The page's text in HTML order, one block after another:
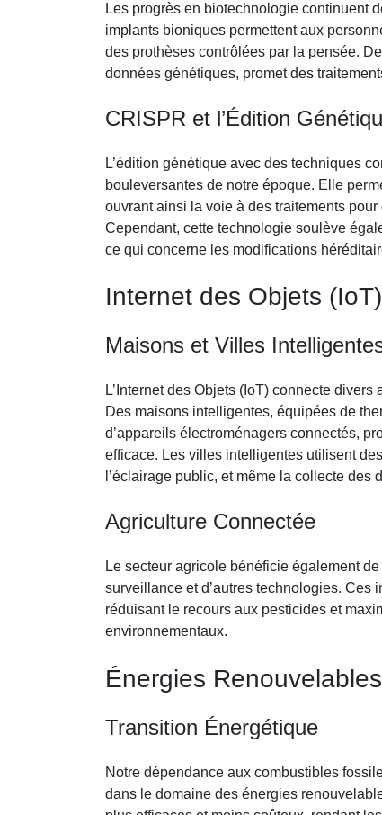
Les progrès en biotechnologie continuent
implants bioniques permettent aux
des prothèses contrôlées par la pensée.
données génétiques, promet des
CRISPR et l’Édition
L’édition génétique avec des techniques
bouleversantes de notre époque. Elle
ouvrant ainsi la voie à des traitements
Cependant, cette technologie soulève
ce qui concerne les modifications
Internet des Objets (IoT)
Maisons et Villes
L’Internet des Objets (IoT) connecte
Des maisons intelligentes, équipées de
d’appareils électroménagers connectés,
efficace. Les villes intelligentes utilisent
l’éclairage public, et même la collecte des
Agriculture Connectée
Le secteur agricole bénéficie également
surveillance et d’autres technologies. Ces
réduisant le recours aux pesticides et
environnementaux.
Énergies
Transition Énergétique
Notre dépendance aux combustibles
dans le domaine des énergies